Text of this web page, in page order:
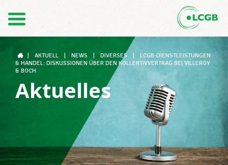
FR
Der LCGB
Gewerkschaftsstrukturen
AKTUELL NEWS DIVERSES
LCGB-DIENSTLEISTUNGEN
& HANDEL: DISKUSSIONEN ÜBER DEN KOLLEKTIVVERTRAG BEI VILLEROY
& BOCH
Aktuelles